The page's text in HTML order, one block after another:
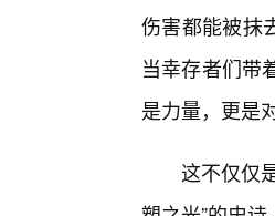
伤害都能被抹
当幸存者们带
是力量，更是
这不仅仅